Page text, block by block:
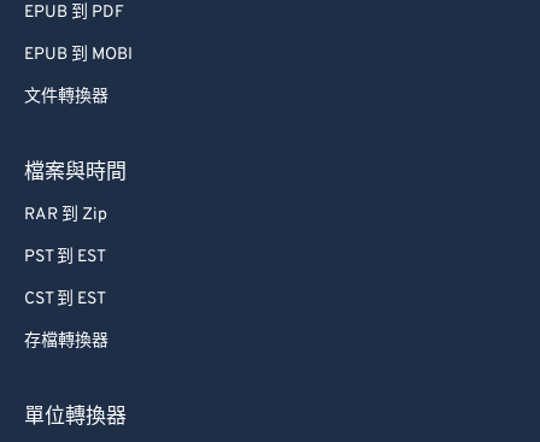
EPUB 到 PDF
EPUB 到 MOBI
文件轉換器
檔案與時間
RAR 到 Zip
PST 到 EST
CST 到 EST
存檔轉換器
單位轉換器